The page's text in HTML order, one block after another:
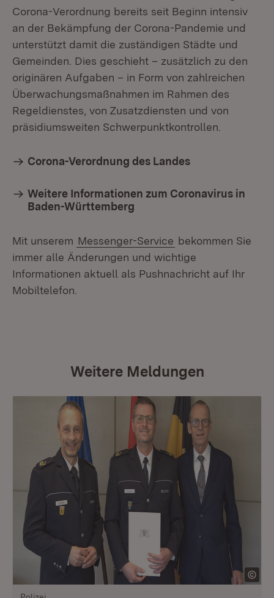
Corona-Verordnung bereits seit Beginn intensiv
an der Bekämpfung der Corona-Pandemie und
unterstützt damit die zuständigen Städte und
Gemeinden. Dies geschieht – zusätzlich zu den
originären Aufgaben – in Form von zahlreichen
Überwachungsmaßnahmen im Rahmen des
Regeldienstes, von Zusatzdiensten und von
präsidiumsweiten Schwerpunktkontrollen.
Corona-Verordnung des Landes
Weitere Informationen zum Coronavirus in
Baden-Württemberg
Mit unserem Messenger-Service bekommen Sie
immer alle Änderungen und wichtige
Informationen aktuell als Pushnachricht auf Ihr
Mobiltelefon.
Weitere Meldungen